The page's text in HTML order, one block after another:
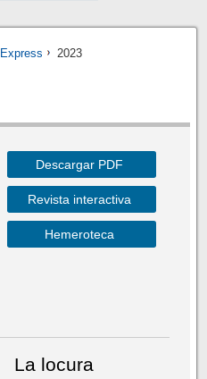
Express 2023
Descargar PDF
Revista interactiva
Hemeroteca
La locura